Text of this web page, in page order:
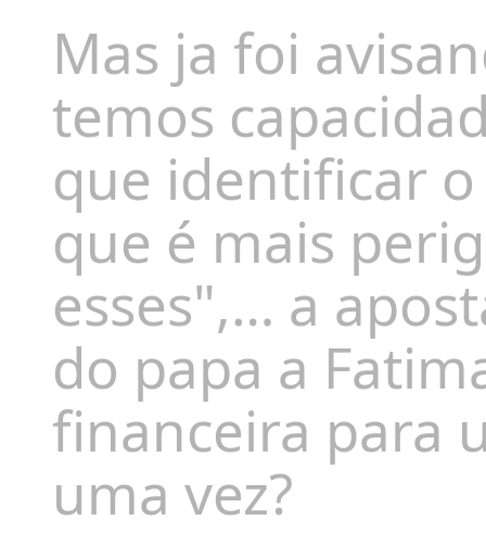
Mas ja foi
temos
que identificar
que é mais
esses",… a
do papa a
financeira para
uma vez?